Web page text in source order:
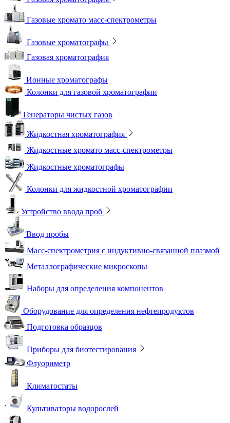
Газовые хромато масс-спектрометры
Газовые хроматографы
Газовая хроматография
Ионные хроматографы
Колонки для газовой хроматографии
Генераторы чистых газов
Жидкостная хроматография
Жидкостные хромато масс-спектрометры
Жидкостные хроматографы
Колонки для жидкостной хроматографии
Устройство ввода проб
Ввод пробы
Масс-спектрометрия с индуктивно-связанной плазмой
Металлографические микроскопы
Наборы для определения компонентов
Оборудование для определения нефтепродуктов
Подготовка образцов
Приборы для биотестирования
Флуориметр
Климатостаты
Культиваторы водорослей